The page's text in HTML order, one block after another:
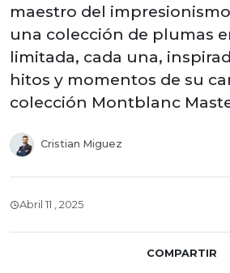
maestro del
una colección de plumas
limitada, cada una,
hitos y momentos de su
colección Montblanc
Cristian Miguez
Abril 11 , 2025
COMPARTIR